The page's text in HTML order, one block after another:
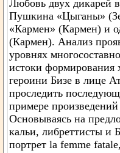
Любовь двух дикарей
Пушкина «Цыганы»
«Кармен» (Кармен) и
(Кармен). Анализ
уровнях
истоки формирования
героини Бизе в лице
проследить
примере
Основываясь на
кальи, либреттисты и
портрет la femme